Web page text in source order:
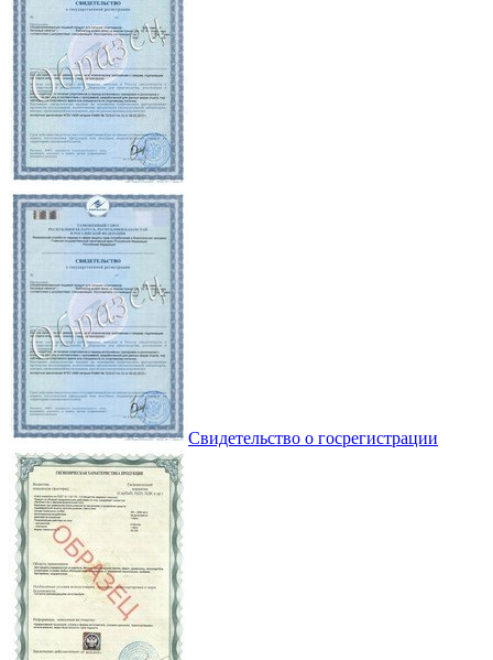
Свидетельство о госрегистрации